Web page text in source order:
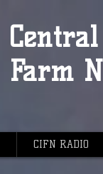
Farm
CIFN RADIO